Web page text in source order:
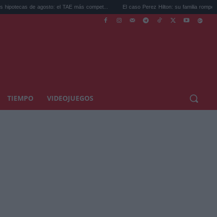
el TAE más compet... El caso Perez Hilton: su familia rompe el silencio...
TIEMPO VIDEOJUEGOS